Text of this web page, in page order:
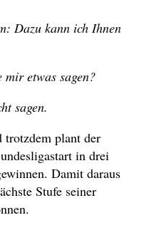
Dazu kann ich Ihnen
mir etwas sagen?
sagen.
trotzdem plant der
in drei
Damit daraus
Stufe seiner